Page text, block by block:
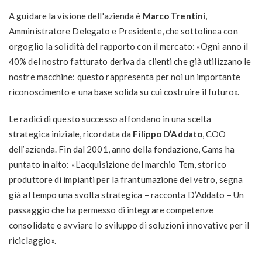
A guidare la visione dell'azienda è Marco Trentini,
Amministratore Delegato e Presidente, che sottolinea con
orgoglio la solidità del rapporto con il mercato: «Ogni anno il
40% del nostro fatturato deriva da clienti che già utilizzano le
nostre macchine: questo rappresenta per noi un importante
riconoscimento e una base solida su cui costruire il futuro».
Le radici di questo successo affondano in una scelta
strategica iniziale, ricordata da Filippo D’Addato, COO
dell’azienda. Fin dal 2001, anno della fondazione, Cams ha
puntato in alto: «L’acquisizione del marchio Tem, storico
produttore di impianti per la frantumazione del vetro, segna
già al tempo una svolta strategica – racconta D’Addato – Un
passaggio che ha permesso di integrare competenze
consolidate e avviare lo sviluppo di soluzioni innovative per il
riciclaggio».